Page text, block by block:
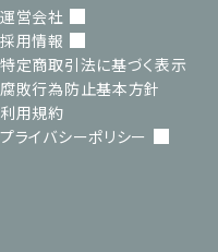
運営会社
採用情報
特定商取引法に基づく表示
腐敗行為防止基本方針
利用規約
プライバシーポリシー